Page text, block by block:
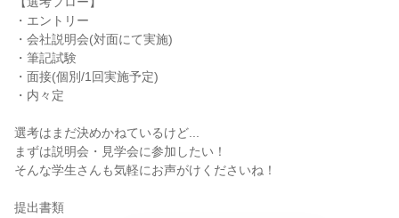
・エントリー
・会社説明会(対面にて実施)
・筆記試験
・面接(個別/1回実施予定)
・内々定
選考はまだ決めかねているけど...
まずは説明会・見学会に参加したい！
そんな学生さんも気軽にお声がけくださいね！
提出書類